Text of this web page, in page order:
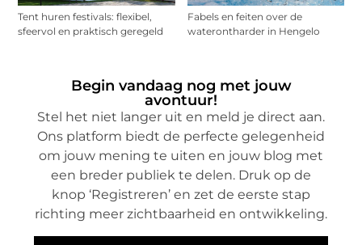
Tent huren festivals: flexibel,
sfeervol en praktisch geregeld
Fabels en feiten over de
waterontharder in Hengelo
Begin vandaag nog met jouw
avontuur!
Stel het niet langer uit en meld je direct aan.
Ons platform biedt de perfecte gelegenheid
om jouw mening te uiten en jouw blog met
een breder publiek te delen. Druk op de
knop ‘Registreren’ en zet de eerste stap
richting meer zichtbaarheid en ontwikkeling.